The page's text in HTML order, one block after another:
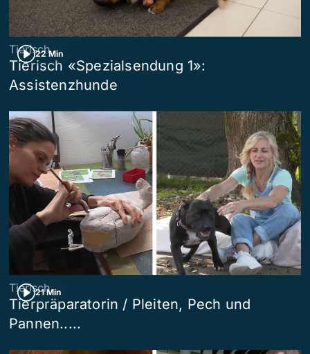
22 Min
Tierisch
Tierisch «Spezialsendung 1»:
Assistenzhunde
21 Min
Tierisch
Tierpräparatorin / Pleiten, Pech und
Pannen.....